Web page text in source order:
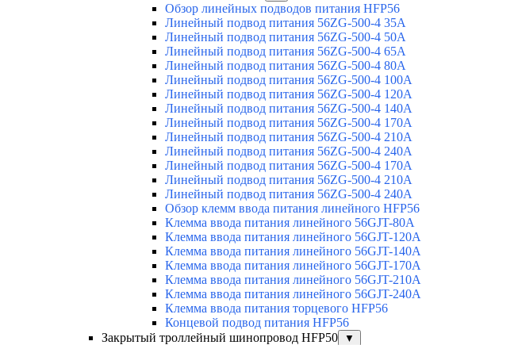
Обзор линейных подводов питания HFP56
Линейный подвод питания 56ZG-500-4 35A
Линейный подвод питания 56ZG-500-4 50A
Линейный подвод питания 56ZG-500-4 65A
Линейный подвод питания 56ZG-500-4 80A
Линейный подвод питания 56ZG-500-4 100A
Линейный подвод питания 56ZG-500-4 120A
Линейный подвод питания 56ZG-500-4 140A
Линейный подвод питания 56ZG-500-4 170A
Линейный подвод питания 56ZG-500-4 210A
Линейный подвод питания 56ZG-500-4 240A
Линейный подвод питания 56ZG-500-4 170A
Линейный подвод питания 56ZG-500-4 210A
Линейный подвод питания 56ZG-500-4 240A
Обзор клемм ввода питания линейного HFP56
Клемма ввода питания линейного 56GJT-80A
Клемма ввода питания линейного 56GJT-120A
Клемма ввода питания линейного 56GJT-140A
Клемма ввода питания линейного 56GJT-170A
Клемма ввода питания линейного 56GJT-210A
Клемма ввода питания линейного 56GJT-240A
Клемма ввода питания торцевого HFP56
Концевой подвод питания HFP56
Закрытый троллейный шинопровод HFP50
▼